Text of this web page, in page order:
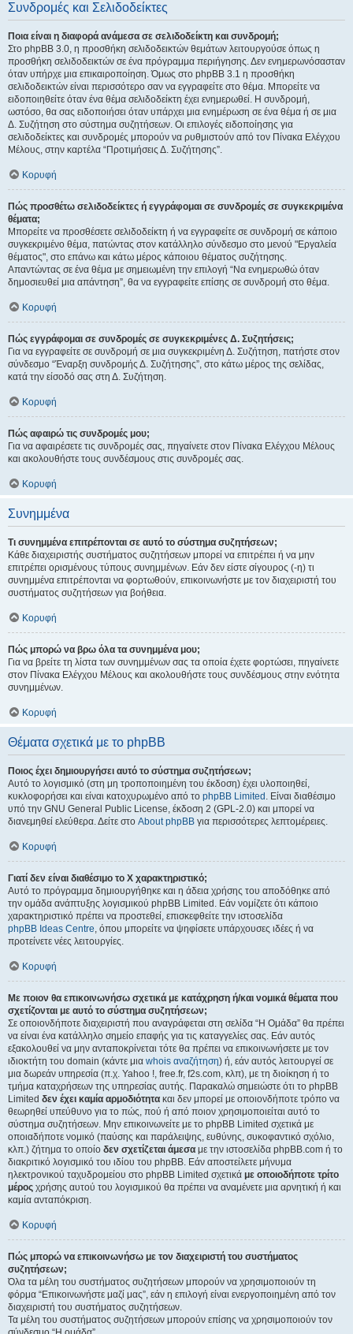
Συνδρομές και Σελιδοδείκτες
Ποια είναι η διαφορά ανάμεσα σε σελιδοδείκτη και συνδρομή;
Στο phpBB 3.0, η προσθήκη σελιδοδεικτών θεμάτων λειτουργούσε όπως η
προσθήκη σελιδοδεικτών σε ένα πρόγραμμα περιήγησης. Δεν ενημερωνόσασταν
όταν υπήρχε μια επικαιροποίηση. Όμως στο phpBB 3.1 η προσθήκη
σελιδοδεικτών είναι περισσότερο σαν να εγγραφείτε στο θέμα. Μπορείτε να
ειδοποιηθείτε όταν ένα θέμα σελιδοδείκτη έχει ενημερωθεί. Η συνδρομή,
ωστόσο, θα σας ειδοποιήσει όταν υπάρχει μια ενημέρωση σε ένα θέμα ή σε μια
Δ. Συζήτηση στο σύστημα συζητήσεων. Οι επιλογές ειδοποίησης για
σελιδοδείκτες και συνδρομές μπορούν να ρυθμιστούν από τον Πίνακα Ελέγχου
Μέλους, στην καρτέλα “Προτιμήσεις Δ. Συζήτησης”.
Κορυφή
Πώς προσθέτω σελιδοδείκτες ή εγγράφομαι σε συνδρομές σε συγκεκριμένα
θέματα;
Μπορείτε να προσθέσετε σελιδοδείκτη ή να εγγραφείτε σε συνδρομή σε κάποιο
συγκεκριμένο θέμα, πατώντας στον κατάλληλο σύνδεσμο στο μενού "Εργαλεία
θέματος", στο επάνω και κάτω μέρος κάποιου θέματος συζήτησης.
Απαντώντας σε ένα θέμα με σημειωμένη την επιλογή “Να ενημερωθώ όταν
δημοσιευθεί μια απάντηση”, θα να εγγραφείτε επίσης σε συνδρομή στο θέμα.
Κορυφή
Πώς εγγράφομαι σε συνδρομές σε συγκεκριμένες Δ. Συζητήσεις;
Για να εγγραφείτε σε συνδρομή σε μια συγκεκριμένη Δ. Συζήτηση, πατήστε στον
σύνδεσμο “Έναρξη συνδρομής Δ. Συζήτησης”, στο κάτω μέρος της σελίδας,
κατά την είσοδό σας στη Δ. Συζήτηση.
Κορυφή
Πώς αφαιρώ τις συνδρομές μου;
Για να αφαιρέσετε τις συνδρομές σας, πηγαίνετε στον Πίνακα Ελέγχου Μέλους
και ακολουθήστε τους συνδέσμους στις συνδρομές σας.
Κορυφή
Συνημμένα
Τι συνημμένα επιτρέπονται σε αυτό το σύστημα συζητήσεων;
Κάθε διαχειριστής συστήματος συζητήσεων μπορεί να επιτρέπει ή να μην
επιτρέπει ορισμένους τύπους συνημμένων. Εάν δεν είστε σίγουρος (-η) τι
συνημμένα επιτρέπονται να φορτωθούν, επικοινωνήστε με τον διαχειριστή του
συστήματος συζητήσεων για βοήθεια.
Κορυφή
Πώς μπορώ να βρω όλα τα συνημμένα μου;
Για να βρείτε τη λίστα των συνημμένων σας τα οποία έχετε φορτώσει, πηγαίνετε
στον Πίνακα Ελέγχου Μέλους και ακολουθήστε τους συνδέσμους στην ενότητα
συνημμένων.
Κορυφή
Θέματα σχετικά με το phpBB
Ποιος έχει δημιουργήσει αυτό το σύστημα συζητήσεων;
Αυτό το λογισμικό (στη μη τροποποιημένη του έκδοση) έχει υλοποιηθεί,
κυκλοφορήσει και είναι κατοχυρωμένο από το phpBB Limited . Είναι διαθέσιμο
υπό την GNU General Public License, έκδοση 2 (GPL-2.0) και μπορεί να
διανεμηθεί ελεύθερα. Δείτε στο About phpBB για περισσότερες λεπτομέρειες.
Κορυφή
Γιατί δεν είναι διαθέσιμο το Χ χαρακτηριστικό;
Αυτό το πρόγραμμα δημιουργήθηκε και η άδεια χρήσης του αποδόθηκε από
την ομάδα ανάπτυξης λογισμικού phpBB Limited. Εάν νομίζετε ότι κάποιο
χαρακτηριστικό πρέπει να προστεθεί, επισκεφθείτε την ιστοσελίδα
phpBB Ideas Centre, όπου μπορείτε να ψηφίσετε υπάρχουσες ιδέες ή να
προτείνετε νέες λειτουργίες.
Κορυφή
Με ποιον θα επικοινωνήσω σχετικά με κατάχρηση ή/και νομικά θέματα που
σχετίζονται με αυτό το σύστημα συζητήσεων;
Σε οποιονδήποτε διαχειριστή που αναγράφεται στη σελίδα “Η Ομάδα” θα πρέπει
να είναι ένα κατάλληλο σημείο επαφής για τις καταγγελίες σας. Εάν αυτός
εξακολουθεί να μην ανταποκρίνεται τότε θα πρέπει να επικοινωνήσετε με τον
ιδιοκτήτη του domain (κάντε μια whois αναζήτηση) ή, εάν αυτός λειτουργεί σε
μια δωρεάν υπηρεσία (π.χ. Yahoo !, free.fr, f2s.com, κλπ), με τη διοίκηση ή το
τμήμα καταχρήσεων της υπηρεσίας αυτής. Παρακαλώ σημειώστε ότι το phpBB
Limited δεν έχει καμία αρμοδιότητα και δεν μπορεί με οποιονδήποτε τρόπο να
θεωρηθεί υπεύθυνο για το πώς, πού ή από ποιον χρησιμοποιείται αυτό το
σύστημα συζητήσεων. Μην επικοινωνείτε με το phpBB Limited σχετικά με
οποιαδήποτε νομικό (παύσης και παράλειψης, ευθύνης, συκοφαντικό σχόλιο,
κλπ.) ζήτημα το οποίο δεν σχετίζεται άμεσα με την ιστοσελίδα phpBB.com ή το
διακριτικό λογισμικό του ιδίου του phpBB. Εάν αποστείλετε μήνυμα
ηλεκτρονικού ταχυδρομείου στο phpBB Limited σχετικά με οποιοδήποτε τρίτο
μέρος χρήσης αυτού του λογισμικού θα πρέπει να αναμένετε μια αρνητική ή και
καμία ανταπόκριση.
Κορυφή
Πώς μπορώ να επικοινωνήσω με τον διαχειριστή του συστήματος
συζητήσεων;
Όλα τα μέλη του συστήματος συζητήσεων μπορούν να χρησιμοποιούν τη
φόρμα “Επικοινωνήστε μαζί μας”, εάν η επιλογή είναι ενεργοποιημένη από τον
διαχειριστή του συστήματος συζητήσεων.
Τα μέλη του συστήματος συζητήσεων μπορούν επίσης να χρησιμοποιούν τον